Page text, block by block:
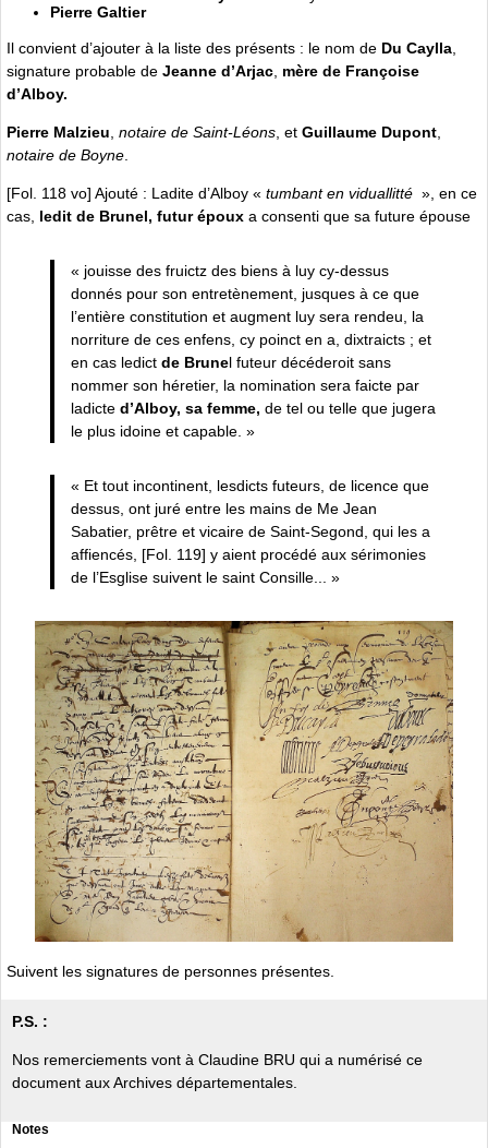
Pierre Galtier
Il convient d’ajouter à la liste des présents : le nom de Du Caylla
signature probable de Jeanne d’Arjac mère de Françoise
d’Alboy.
Pierre Malzieu notaire de Saint-Léons , et Guillaume Dupont
notaire de Boyne
[Fol. 118 vo] Ajouté : Ladite d’Alboy « tumbant en viduallitté », en ce
cas, ledit de Brunel, futur époux a consenti que sa future épouse
« jouisse des fruictz des biens à luy cy-dessus
donnés pour son entretènement, jusques à ce que
l’entière constitution et augment luy sera rendeu, la
norriture de ces enfens, cy poinct en a, dixtraicts ; et
en cas ledict de Brunel futeur décéderoit sans
nommer son héretier, la nomination sera faicte par
ladicte d’Alboy, sa femme, de tel ou telle que jugera
le plus idoine et capable. »
« Et tout incontinent, lesdicts futeurs, de licence que
dessus, ont juré entre les mains de Me Jean
Sabatier, prêtre et vicaire de Saint-Segond, qui les a
affiencés, [Fol. 119] y aient procédé aux sérimonies
de l’Esglise suivent le saint Consille... »
Suivent les signatures de personnes présentes.
P.S. :
Nos remerciements vont à Claudine BRU qui a numérisé ce
document aux Archives départementales.
Notes